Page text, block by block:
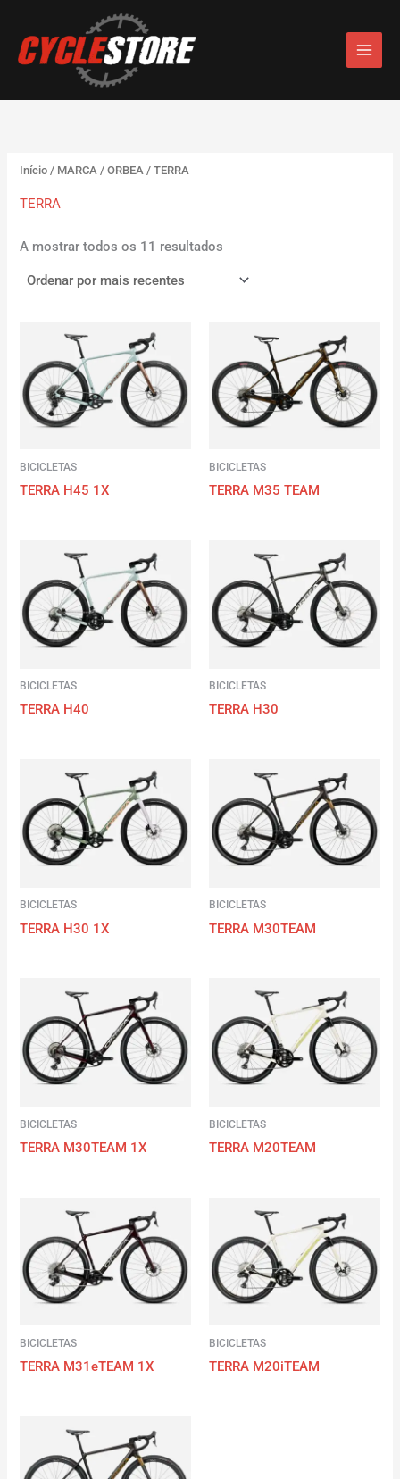
content
l
e
c
e
m
c
a
Início / MARCA /ORBEA / TERRA
TERRA
A mostrar todos os 11 resultados
BICICLETAS
TERRA H45 1X
BICICLETAS
TERRA M35 TEAM
BICICLETAS
TERRA H40
BICICLETAS
TERRA H30
BICICLETAS
TERRA H30 1X
BICICLETAS
TERRA M30TEAM
BICICLETAS
TERRA M30TEAM 1X
BICICLETAS
TERRA M20TEAM
BICICLETAS
TERRA M31eTEAM 1X
BICICLETAS
TERRA M20iTEAM